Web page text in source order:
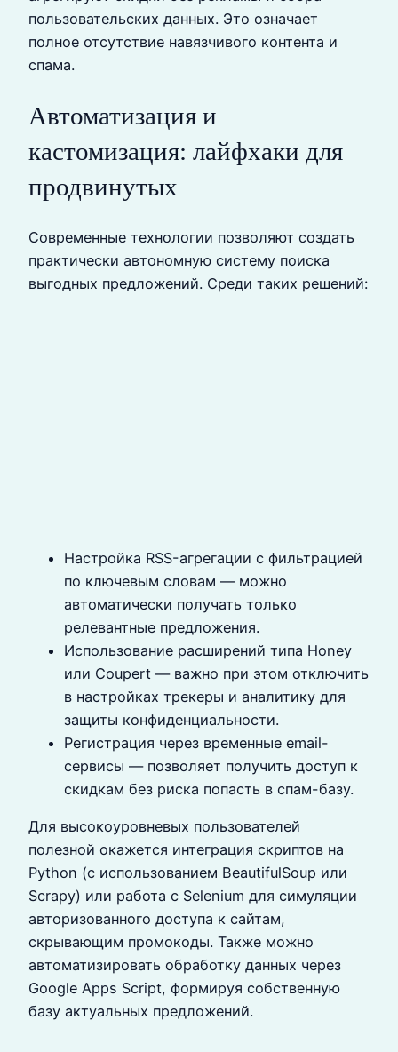
пользовательских данных. Это означает
полное отсутствие навязчивого контента и
спама.
Автоматизация и
кастомизация: лайфхаки для
продвинутых
Современные технологии позволяют создать
практически автономную систему поиска
выгодных предложений. Среди таких решений:
Настройка RSS-агрегации с фильтрацией
по ключевым словам — можно
автоматически получать только
релевантные предложения.
Использование расширений типа Honey
или Coupert — важно при этом отключить
в настройках трекеры и аналитику для
защиты конфиденциальности.
Регистрация через временные email-
сервисы — позволяет получить доступ к
скидкам без риска попасть в спам-базу.
Для высокоуровневых пользователей
полезной окажется интеграция скриптов на
Python (с использованием BeautifulSoup или
Scrapy) или работа с Selenium для симуляции
авторизованного доступа к сайтам,
скрывающим промокоды. Также можно
автоматизировать обработку данных через
Google Apps Script, формируя собственную
базу актуальных предложений.